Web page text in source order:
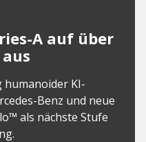
A auf über
KI-
Benz und neue
als nächste Stufe